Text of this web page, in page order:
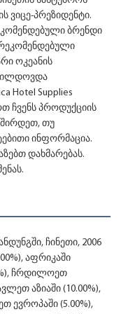
ვიცე-პრეზიდენტი.
ბრენდი
„რეკომენდებული
ოკეანის
Hotel Supplies
ჩვენს პროდუქციის
თუ
ინფორმაცია.
დახმარებას.
აფრიკაში
ჩრდილოეთ
აზიაში (10.00%),
ევროპაში (5.00%),